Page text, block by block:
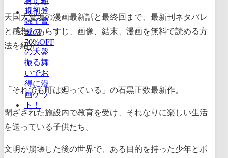
天国大魔境の漫画最新話と最終回まで、最新刊ネタバレ
と感想、あらすじ、画像、結末、漫画を無料で読める方
法を紹介。
「それでも町は廻っている」の石黒正数最新作。
閉ざされた施設内で教育を受け、それなりに楽しい生活
を送っている子供たち。
文明が崩壊した後の世界で、ある目的を持った少年とボ